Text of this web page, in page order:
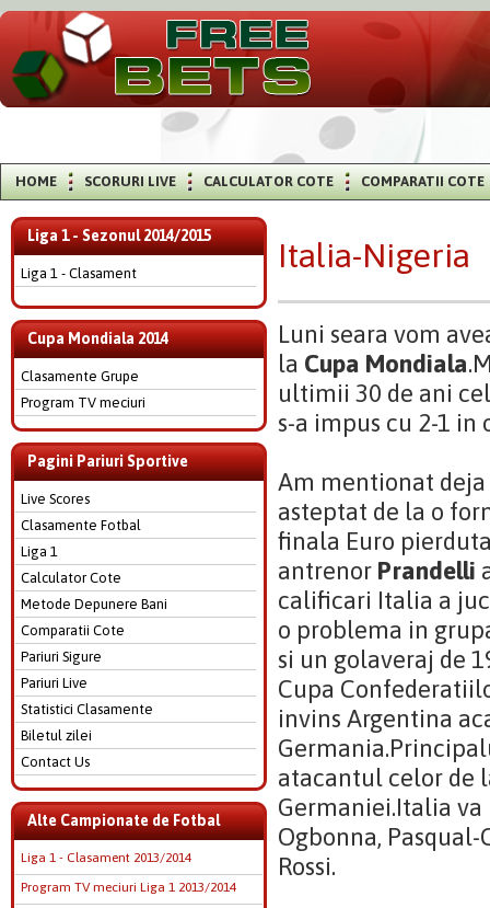
HOME SCORURI LIVE CALCULATOR COTE COMPARATII COTE
Liga 1 - Sezonul 2014/2015
Liga 1 - Clasament
Cupa Mondiala 2014
Clasamente Grupe
Program TV meciuri
Pagini Pariuri Sportive
Live Scores
Clasamente Fotbal
Liga 1
Calculator Cote
Metode Depunere Bani
Comparatii Cote
Pariuri Sigure
Pariuri Live
Statistici Clasamente
Biletul zilei
Contact Us
Alte Campionate de Fotbal
Liga 1 - Clasament 2013/2014
Program TV meciuri Liga 1 2013/2014
Italia-Nigeria
Luni seara vom
la Cupa Mondiala
ultimii 30 de ani
s-a impus cu 2-1
Am mentionat deja
asteptat de la o
finala Euro
antrenor Prandelli
calificari Italia a
o problema in
si un golaveraj de
Cupa
invins Argentina
atacantul celor de
Germaniei.Italia
Ogbonna, Pasqual-
Rossi.